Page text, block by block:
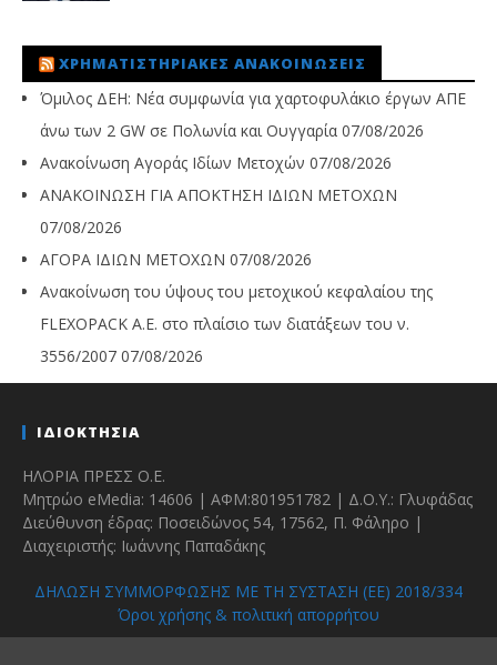
ΧΡΗΜΑΤΙΣΤΗΡΙΑΚΈΣ ΑΝΑΚΟΙΝΏΣΕΙΣ
Όμιλος ΔΕΗ: Νέα συμφωνία για χαρτοφυλάκιο έργων ΑΠΕ
άνω των 2 GW σε Πολωνία και Ουγγαρία 07/08/2026
Ανακοίνωση Αγοράς Ιδίων Μετοχών 07/08/2026
ΑΝΑΚΟΙΝΩΣΗ ΓΙΑ ΑΠΟΚΤΗΣΗ ΙΔΙΩΝ ΜΕΤΟΧΩΝ
07/08/2026
ΑΓΟΡΑ ΙΔΙΩΝ ΜΕΤΟΧΩΝ 07/08/2026
Ανακοίνωση του ύψους του μετοχικού κεφαλαίου της
FLEXOPACK A.E. στο πλαίσιο των διατάξεων του ν.
3556/2007 07/08/2026
ΙΔΙΟΚΤΗΣΙΑ
ΗΛΟΡΙΑ ΠΡΕΣΣ Ο.Ε.
Μητρώο eMedia: 14606 | ΑΦΜ:801951782 | Δ.Ο.Υ.: Γλυφάδας
Διεύθυνση έδρας: Ποσειδώνος 54, 17562, Π. Φάληρο |
Διαχειριστής: Ιωάννης Παπαδάκης
ΔΗΛΩΣΗ ΣΥΜΜΟΡΦΩΣΗΣ ΜΕ ΤΗ ΣΥΣΤΑΣΗ (ΕΕ) 2018/334
Όροι χρήσης & πολιτική απορρήτου